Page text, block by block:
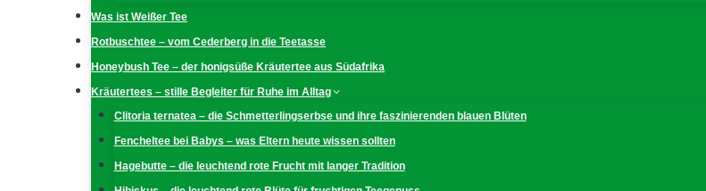
Was ist Weißer Tee
Rotbuschtee – vom Cederberg in die Teetasse
Honeybush Tee – der honigsüße Kräutertee aus Südafrika
Kräutertees – stille Begleiter für Ruhe im Alltag
Clitoria ternatea – die Schmetterlingserbse und ihre faszinierenden blauen Blüten
Fencheltee bei Babys – was Eltern heute wissen sollten
Hagebutte – die leuchtend rote Frucht mit langer Tradition